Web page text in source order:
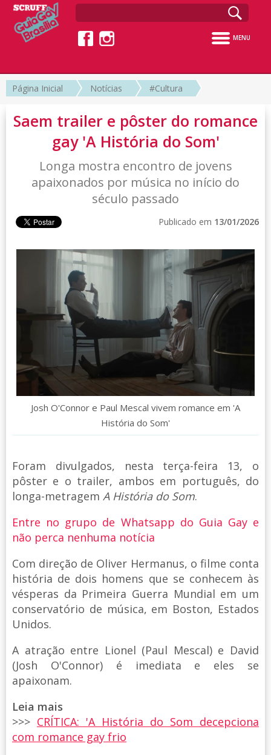
MENU
Página Inicial Notícias #Cultura
Saem trailer e pôster do romance
gay 'A História do Som'
Longa mostra encontro de jovens
apaixonados por música no início do
século passado
Publicado em 13/01/2026
Josh O'Connor e Paul Mescal vivem romance em 'A
História do Som'
Foram divulgados, nesta terça-feira 13, o
pôster e o trailer, ambos em português, do
longa-metragem A História do Som.
Entre no grupo de Whatsapp do Guia Gay e
não perca nenhuma notícia
Com direção de Oliver Hermanus, o filme conta
história de dois homens que se conhecem às
vésperas da Primeira Guerra Mundial em um
conservatório de música, em Boston, Estados
Unidos.
A atração entre Lionel (Paul Mescal) e David
(Josh O'Connor) é imediata e eles se
apaixonam.
Leia mais
>>> CRÍTICA: 'A História do Som decepciona
com romance gay frio